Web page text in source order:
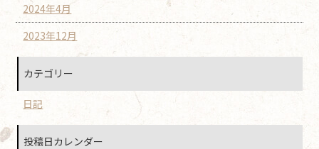
2024年4月
2023年12月
カテゴリー
日記
投稿日カレンダー